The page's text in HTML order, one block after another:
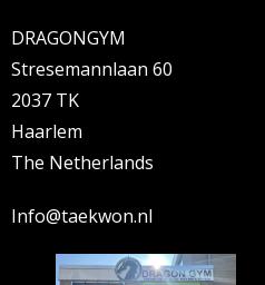
DRAGONGYM
Stresemannlaan 60
2037 TK
Haarlem
The Netherlands
Info@taekwon.nl